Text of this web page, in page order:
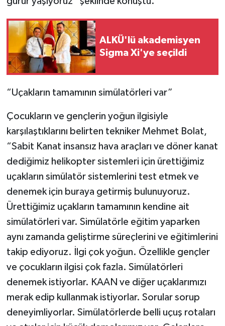
ALKÜ'lü akademisyen
Sigma Xi'ye seçildi
“Uçakların tamamının simülatörleri var”
Çocukların ve gençlerin yoğun ilgisiyle
karşılaştıklarını belirten tekniker Mehmet Bolat,
“Sabit Kanat insansız hava araçları ve döner kanat
dediğimiz helikopter sistemleri için ürettiğimiz
uçakların simülatör sistemlerini test etmek ve
denemek için buraya getirmiş bulunuyoruz.
Ürettiğimiz uçakların tamamının kendine ait
simülatörleri var. Simülatörle eğitim yaparken
aynı zamanda geliştirme süreçlerini ve eğitimlerini
takip ediyoruz. İlgi çok yoğun. Özellikle gençler
ve çocukların ilgisi çok fazla. Simülatörleri
denemek istiyorlar. KAAN ve diğer uçaklarımızı
merak edip kullanmak istiyorlar. Sorular sorup
deneyimliyorlar. Simülatörlerde belli uçuş rotaları